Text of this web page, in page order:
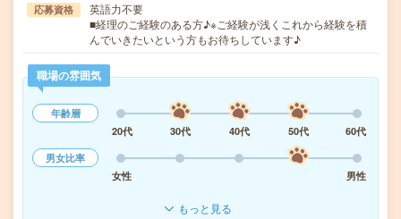
応募資格
英語力不要
■経理のご経験のある方♪※ご経験が浅くこれから経験を積
んでいきたいという方もお待ちしています♪
職場の雰囲気
年齢層
20代
30代 40代 50代
60代
男女比率
女性
男性
もっと見る